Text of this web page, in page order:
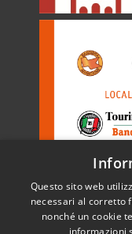
Questo sito web
necessari al corretto
nonché un cookie
informazioni